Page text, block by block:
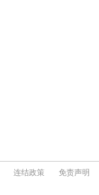
连结政策
免责声明